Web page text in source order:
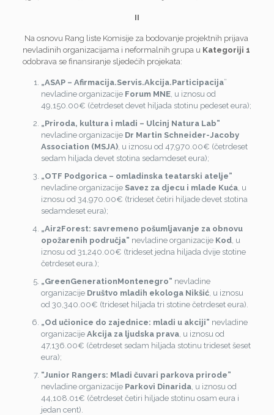
II
Na osnovu Rang liste Komisije za bodovanje projektnih prijava
nevladinih organizacijama i neformalnih grupa u Kategoriji 1
odobrava se finansiranje sljedećih projekata:
„ASAP – Afirmacija.Servis.Akcija.Participacija”
nevladine organizacije Forum MNE, u iznosu od
49,150.00€ (četrdeset devet hiljada stotinu pedeset eura);
„Priroda, kultura i mladi – Ulcinj Natura Lab”
nevladine organizacije Dr Martin Schneider-Jacoby
Association (MSJA), u iznosu od 47,970.00€ (četrdeset
sedam hiljada devet stotina sedamdeset eura);
„OTF Podgorica – omladinska teatarski atelje”
nevladine organizacije Savez za djecu i mlade Kuća, u
iznosu od 34,970.00€ (trideset četiri hiljade devet stotina
sedamdeset eura);
„Air2Forest: savremeno pošumljavanje za obnovu
opožarenih područja” nevladine organizacije Kod, u
iznosu od 31,240.00€ (trideset jedna hiljada dvije stotine
četrdeset eura.);
„GreenGenerationMontenegro” nevladine
organizacije Društvo mladih ekologa Nikšić, u iznosu
od 30,340.00€ (trideset hiljada tri stotine četrdeset eura).
„Od učionice do zajednice: mladi u akciji” nevladine
organizacije Akcija za ljudska prava, u iznosu od
47,136.00€ (četrdeset sedam hiljada stotinu trideset šeset
eura);
“Junior Rangers: Mladi čuvari parkova prirode”
nevladine organizacije Parkovi Dinarida, u iznosu od
44,108.01€ (četrdeset četiri hiljade stotinu osam eura i
jedan cent).